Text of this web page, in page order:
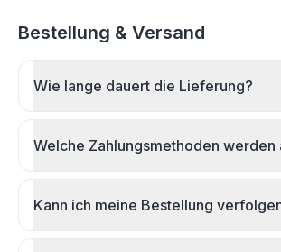
Bestellung & Versand
Wie lange dauert die Lieferung?
Welche Zahlungsmethoden werden
Kann ich meine Bestellung